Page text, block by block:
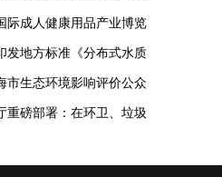
际成人健康用品产业博览
发地方标准《分布式水质
术要求（征求意见稿）》
市生态环境影响评价公众
自8月15日起施行
重磅部署：在环卫、垃圾